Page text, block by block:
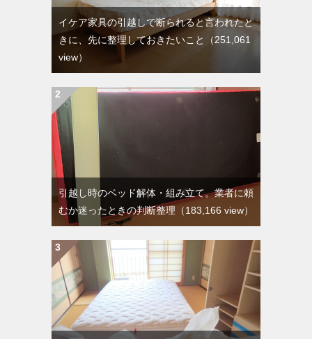
イケア家具の引越しで断られると言われたと
きに、先に整理しておきたいこと
（251,061
view）
引越し時のベッド解体・組み立て。業者に頼
むか迷ったときの判断整理 （183,166 view）